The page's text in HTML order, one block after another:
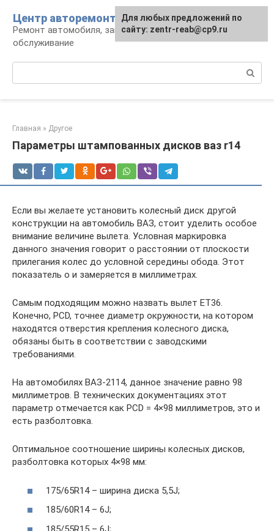
контенту
Центр авторемонта
Ремонт автомобиля, запчасти и
обслуживание
Главная » Другое
Параметры штампованных дисков ваз r14
Если вы желаете установить колесный диск другой
конструкции на автомобиль ВАЗ, стоит уделить особое
внимание величине вылета. Условная маркировка
данного значения говорит о расстоянии от плоскости
прилегания колес до условной середины обода. Этот
показатель о и замеряется в миллиметрах.
Самым подходящим можно назвать вылет ЕТ36.
Конечно, PCD, точнее диаметр окружности, на котором
находятся отверстия крепления колесного диска,
обязаны быть в соответствии с заводскими
требованиями.
На автомобилях ВАЗ-2114, данное значение равно 98
миллиметров. В технических документациях этот
параметр отмечается как PCD = 4×98 миллиметров, это и
есть разболтовка.
Оптимальное соотношение ширины колесных дисков,
разболтовка которых 4×98 мм:
175/65R14 – ширина диска 5,5J;
185/60R14 – 6J;
Для любых предложений по
сайту: zentr-reab@cp9.ru